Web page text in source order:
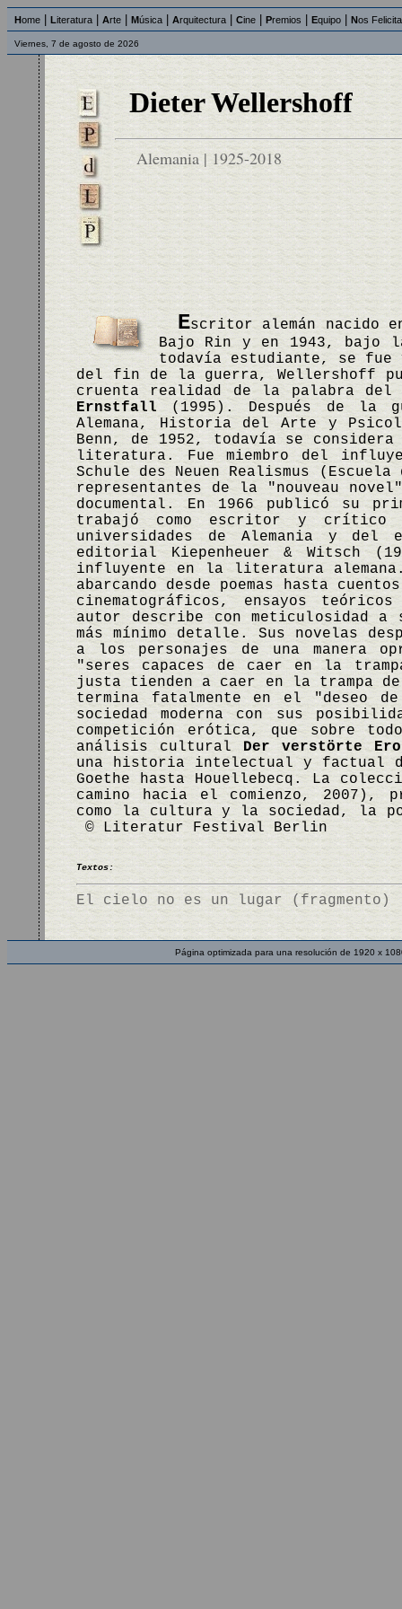
Home Literatura Arte Música Arquitectura Cine Premios Equipo Nos
Viernes, 7 de agosto de 2026
Dieter Wellershoff
Alemania | 1925-2018
Escritor alemán nacido
Bajo Rin y en 1943, bajo
todavía estudiante, se fue
del fin de la guerra, Wellershoff
cruenta realidad de la palabra
Ernstfall (1995). Después de la
Alemana, Historia del Arte y
Benn, de 1952, todavía se
literatura. Fue miembro del
Schule des Neuen Realismus
representantes de la "nouveau
documental. En 1966 publicó su
trabajó como escritor y crítico
universidades de Alemania y
editorial Kiepenheuer & Witsch
influyente en la literatura
abarcando desde poemas hasta
cinematográficos, ensayos
autor describe con meticulosidad
más mínimo detalle. Sus novelas
a los personajes de una manera
"seres capaces de caer en la
justa tienden a caer en la trampa de
termina fatalmente en el "deseo
sociedad moderna con sus
competición erótica, que sobre
análisis cultural Der verstörte
una historia intelectual y factual
Goethe hasta Houellebecq. La
camino hacia el comienzo, 2007),
como la cultura y la sociedad, la
© Literatur Festival Berlin
Textos:
El cielo no es un lugar (fragmento)
Página optimizada para una resolución de 1920 x